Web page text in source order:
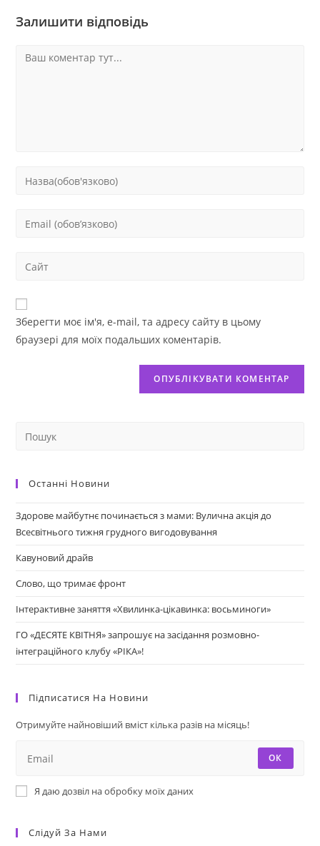
Залишити відповідь
Зберегти моє ім'я, e-mail, та адресу сайту в цьому
браузері для моїх подальших коментарів.
Останні Новини
Здорове майбутнє починається з мами: Вулична акція до
Всесвітнього тижня грудного вигодовування
Кавуновий драйв
Слово, що тримає фронт
Інтерактивне заняття «Хвилинка-цікавинка: восьминоги»
ГО «ДЕСЯТЕ КВІТНЯ» запрошує на засідання розмовно-
інтеграційного клубу «РІКА»!
Підписатися На Новини
Отримуйте найновіший вміст кілька разів на місяць!
ОК
Я даю дозвіл на обробку моїх даних
Слідуй За Нами